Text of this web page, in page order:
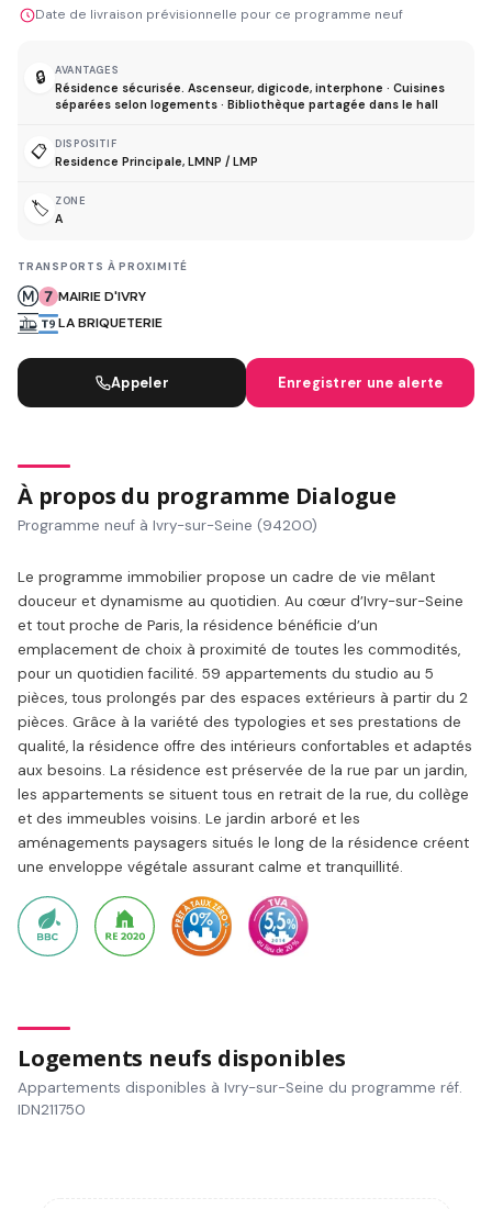
Date de livraison prévisionnelle pour ce programme neuf
🔒 AVANTAGES
Résidence sécurisée. Ascenseur, digicode, interphone · Cuisines
séparées selon logements · Bibliothèque partagée dans le hall
📋 DISPOSITIF
Residence Principale, LMNP / LMP
🏷️ ZONE
A
TRANSPORTS À PROXIMITÉ
MAIRIE D'IVRY
LA BRIQUETERIE
Appeler Enregistrer une alerte
À propos du programme Dialogue
Programme neuf à Ivry-sur-Seine (94200)
Le programme immobilier propose un cadre de vie mêlant
douceur et dynamisme au quotidien. Au cœur d’Ivry-sur-Seine
et tout proche de Paris, la résidence bénéficie d’un
emplacement de choix à proximité de toutes les commodités,
pour un quotidien facilité. 59 appartements du studio au 5
pièces, tous prolongés par des espaces extérieurs à partir du 2
pièces. Grâce à la variété des typologies et ses prestations de
qualité, la résidence offre des intérieurs confortables et adaptés
aux besoins. La résidence est préservée de la rue par un jardin,
les appartements se situent tous en retrait de la rue, du collège
et des immeubles voisins. Le jardin arboré et les
aménagements paysagers situés le long de la résidence créent
une enveloppe végétale assurant calme et tranquillité.
Logements neufs disponibles
Appartements disponibles à Ivry-sur-Seine du programme réf.
IDN211750